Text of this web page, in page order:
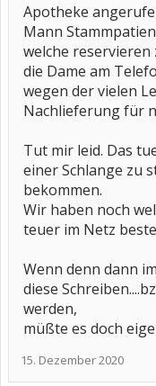
Apotheke
Mann
welche reservieren
die Dame am
wegen der vielen
Nachlieferung für
Tut mir leid. Das
einer Schlange zu
bekommen.
Wir haben noch
teuer im Netz
Wenn denn dann
diese
werden,
müßte es doch
15. Dezember 2020